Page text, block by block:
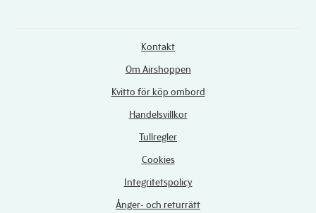
Kontakt
Om Airshoppen
Kvitto för köp ombord
Handelsvillkor
Tullregler
Cookies
Integritetspolicy
Ånger- och returrätt